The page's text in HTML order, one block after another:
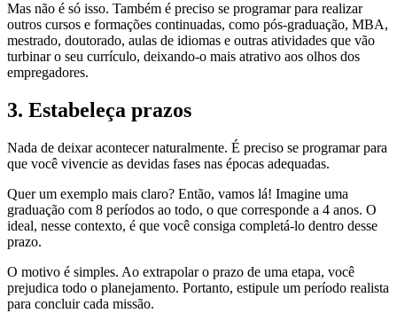
Mas não é só isso. Também é preciso se programar para realizar
outros cursos e formações continuadas, como pós-graduação, MBA,
mestrado, doutorado, aulas de idiomas e outras atividades que vão
turbinar o seu currículo, deixando-o mais atrativo aos olhos dos
empregadores.
3. Estabeleça prazos
Nada de deixar acontecer naturalmente. É preciso se programar para
que você vivencie as devidas fases nas épocas adequadas.
Quer um exemplo mais claro? Então, vamos lá! Imagine uma
graduação com 8 períodos ao todo, o que corresponde a 4 anos. O
ideal, nesse contexto, é que você consiga completá-lo dentro desse
prazo.
O motivo é simples. Ao extrapolar o prazo de uma etapa, você
prejudica todo o planejamento. Portanto, estipule um período realista
para concluir cada missão.